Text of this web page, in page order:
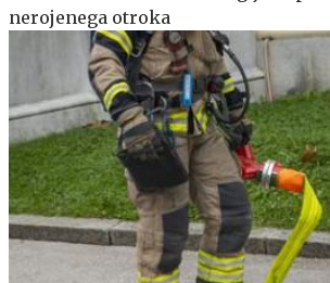
nerojenega otroka